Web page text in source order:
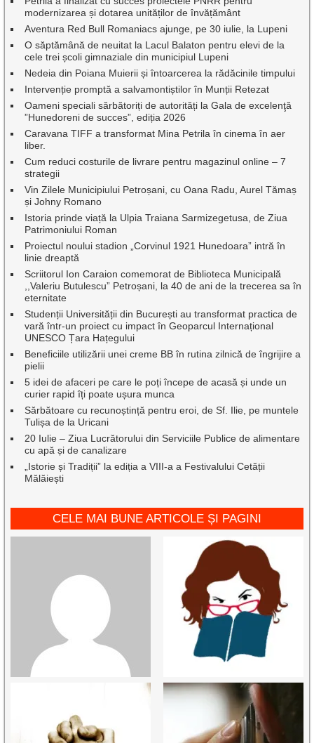
modernizarea și dotarea unităților de învățământ
Aventura Red Bull Romaniacs ajunge, pe 30 iulie, la Lupeni
O săptămână de neuitat la Lacul Balaton pentru elevi de la
cele trei școli gimnaziale din municipiul Lupeni
Nedeia din Poiana Muierii și întoarcerea la rădăcinile timpului
Intervenție promptă a salvamontiștilor în Munții Retezat
Oameni speciali sărbătoriți de autorități la Gala de excelenţă
”Hunedoreni de succes”, ediția 2026
Caravana TIFF a transformat Mina Petrila în cinema în aer
liber.
Cum reduci costurile de livrare pentru magazinul online – 7
strategii
Vin Zilele Municipiului Petroșani, cu Oana Radu, Aurel Tămaș
și Johny Romano
Istoria prinde viață la Ulpia Traiana Sarmizegetusa, de Ziua
Patrimoniului Roman
Proiectul noului stadion „Corvinul 1921 Hunedoara” intră în
linie dreaptă
Scriitorul Ion Caraion comemorat de Biblioteca Municipală
,,Valeriu Butulescu” Petroșani, la 40 de ani de la trecerea sa în
eternitate
Studenții Universității din București au transformat practica de
vară într-un proiect cu impact în Geoparcul Internațional
UNESCO Țara Hațegului
Beneficiile utilizării unei creme BB în rutina zilnică de îngrijire a
pielii
5 idei de afaceri pe care le poți începe de acasă și unde un
curier rapid îți poate ușura munca
Sărbătoare cu recunoștință pentru eroi, de Sf. Ilie, pe muntele
Tulișa de la Uricani
20 Iulie – Ziua Lucrătorului din Serviciile Publice de alimentare
cu apă și de canalizare
„Istorie și Tradiții” la ediția a VIII-a a Festivalului Cetății
Mălăiești
CELE MAI BUNE ARTICOLE ȘI PAGINI